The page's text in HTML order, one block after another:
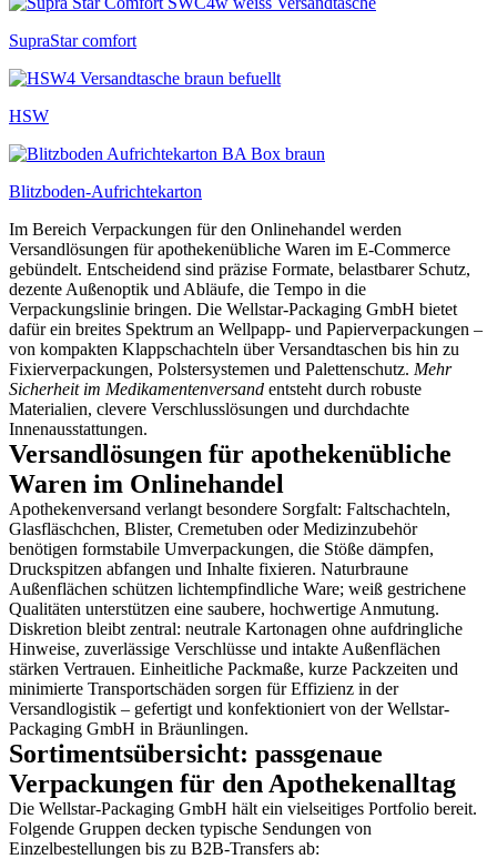
SupraStar comfort
HSW
Blitzboden-Aufrichtekarton
Im Bereich Verpackungen für den Onlinehandel werden
Versandlösungen für apothekenübliche Waren im E‑Commerce
gebündelt. Entscheidend sind präzise Formate, belastbarer Schutz,
dezente Außenoptik und Abläufe, die Tempo in die
Verpackungslinie bringen. Die Wellstar-Packaging GmbH bietet
dafür ein breites Spektrum an Wellpapp- und Papierverpackungen –
von kompakten Klappschachteln über Versandtaschen bis hin zu
Fixierverpackungen, Polstersystemen und Palettenschutz. Mehr
Sicherheit im Medikamentenversand entsteht durch robuste
Materialien, clevere Verschlusslösungen und durchdachte
Innenausstattungen.
Versandlösungen für apothekenübliche
Waren im Onlinehandel
Apothekenversand verlangt besondere Sorgfalt: Faltschachteln,
Glasfläschchen, Blister, Cremetuben oder Medizinzubehör
benötigen formstabile Umverpackungen, die Stöße dämpfen,
Druckspitzen abfangen und Inhalte fixieren. Naturbraune
Außenflächen schützen lichtempfindliche Ware; weiß gestrichene
Qualitäten unterstützen eine saubere, hochwertige Anmutung.
Diskretion bleibt zentral: neutrale Kartonagen ohne aufdringliche
Hinweise, zuverlässige Verschlüsse und intakte Außenflächen
stärken Vertrauen. Einheitliche Packmaße, kurze Packzeiten und
minimierte Transportschäden sorgen für Effizienz in der
Versandlogistik – gefertigt und konfektioniert von der Wellstar-
Packaging GmbH in Bräunlingen.
Sortimentsübersicht: passgenaue
Verpackungen für den Apothekenalltag
Die Wellstar-Packaging GmbH hält ein vielseitiges Portfolio bereit.
Folgende Gruppen decken typische Sendungen von
Einzelbestellungen bis zu B2B-Transfers ab: